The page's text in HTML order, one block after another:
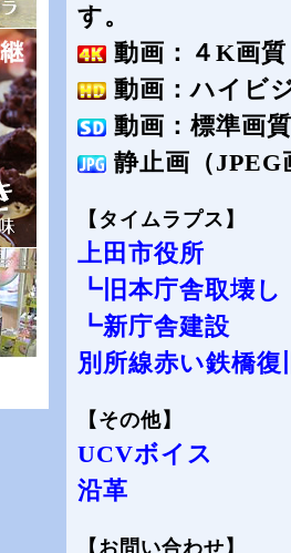
す。
動画：４K画質
動画：ハイビ
動画：標準画質
静止画（JPEG
【タイムラプス】
上田市役所
┗旧本庁舎取壊し
┗新庁舎建設
別所線赤い鉄橋復
【その他】
UCVボイス
沿革
【お問い合わせ】